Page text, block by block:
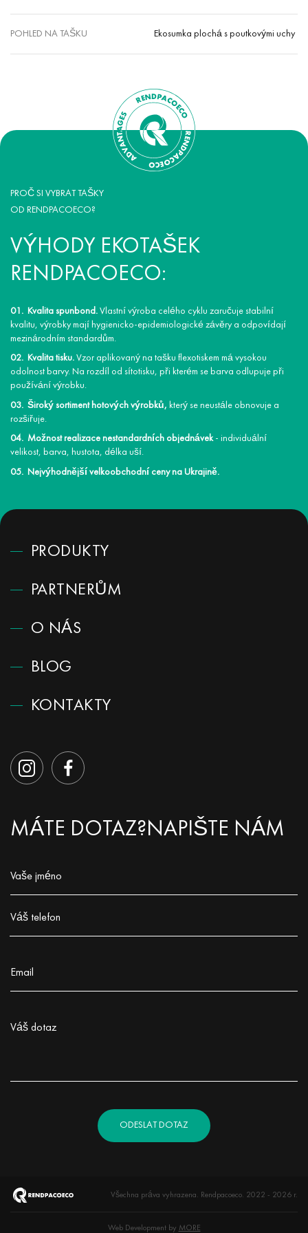
POHLED NA TAŠKU Ekosumka plochá s poutkovými uchy
PROČ SI VYBRAT TAŠKY
OD RENDPACOECO?
VÝHODY EKOTAŠEK
RENDPACOECO:
Kvalita spunbond.Vlastní výroba celého cyklu zaručuje stabilní
kvalitu, výrobky mají hygienicko-epidemiologické závěry a odpovídají
mezinárodním standardům.
Kvalita tisku.Vzor aplikovaný na tašku flexotiskem má vysokou
odolnost barvy. Na rozdíl od sítotisku, při kterém se barva odlupuje při
používání výrobku.
Široký sortiment hotových výrobků, který se neustále obnovuje a
rozšiřuje.
Možnost realizace nestandardních objednávek- individuální
velikost, barva, hustota, délka uší.
Nejvýhodnější velkoobchodní ceny na Ukrajině.
PRODUKTY
PARTNERŮM
O NÁS
BLOG
KONTAKTY
MÁTE DOTAZ? NAPIŠTE NÁM
Vaše jméno
Váš telefon
Email
Váš dotaz
ODESLAT DOTAZ
Všechna práva vyhrazena. Rendpacoeco. 2022 - 2026 r.
Web Development by MORE